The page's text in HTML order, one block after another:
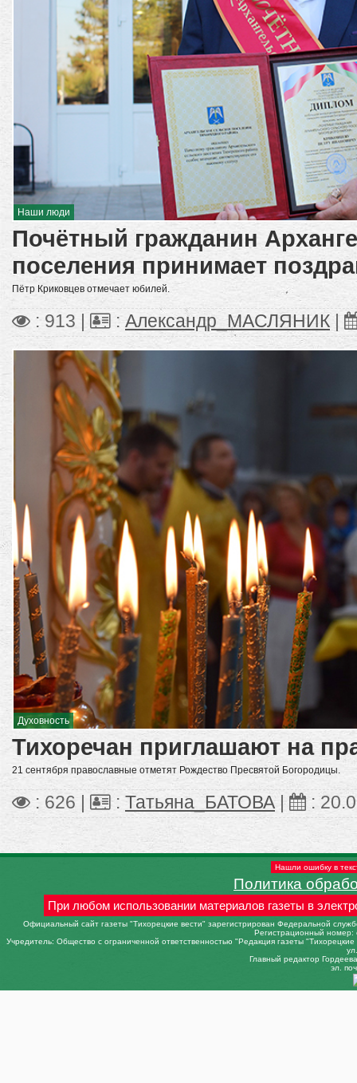
Наши люди
Почётный гражданин
поселения принимает
Пётр Криковцев отмечает юбилей.
: 913 | : Александр_МАСЛЯНИК |
Духовность
Тихоречан приглашают на
21 сентября православные отметят Рождество Пресвятой Богородицы.
: 626 | : Татьяна_БАТОВА :
Нашли ошибку в
Политика
При любом использовании материалов газеты в
Официальный сайт газеты "Тихорецкие вести" зарегистрирован Федеральной
Регистрационный
Учредитель: Общество с ограниченной ответственностью "Редакция газеты
Главный редактор
эл.